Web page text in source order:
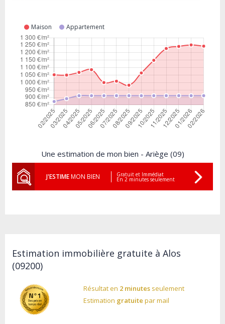
Maison Appartement
Une estimation de mon bien - Ariège (09)
J'ESTIMEMON BIEN Gratuit et Immédiat
En 2 minutes seulement
Estimation immobilière gratuite à Alos
(09200)
Résultat en 2 minutesseulement
Estimation gratuite par mail